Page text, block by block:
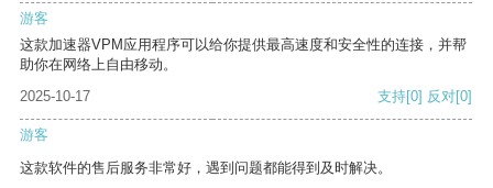
游客
这款加速器VPM应用程序可以给你提供最高速度和安全性的连接，并帮
助你在网络上自由移动。
2025-10-17
支持[0] 反对[0]
游客
这款软件的售后服务非常好，遇到问题都能得到及时解决。